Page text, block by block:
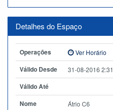
Detalhes do Espaço
Operações Ver Horário
Válido Desde 31-08-2016 2:31
Válido Até
Nome
Átrio C6